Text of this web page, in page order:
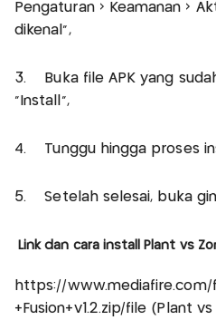
Pengaturan > Keamanan >
dikenal”,
3. Buka file APK yang
“Install”,
4. Tunggu hingga proses
5. Setelah selesai, buka
Link dan cara install Plant vs
https://www.mediafire.com/
+Fusion+v1.2.zip/file (Plant vs